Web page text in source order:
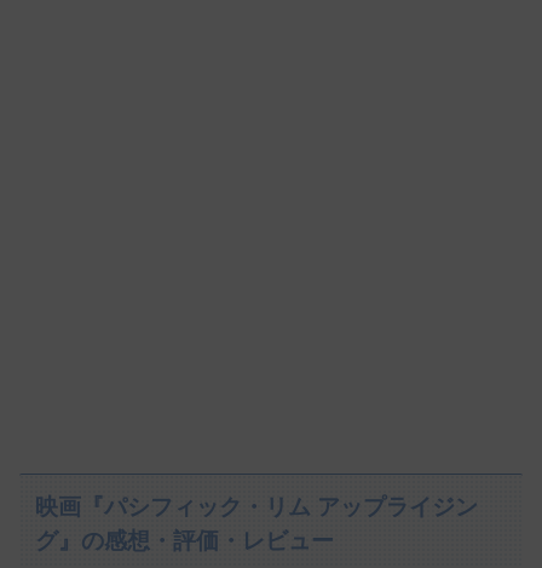
映画『パシフィック・リム アップライジン
グ』の感想・評価・レビュー